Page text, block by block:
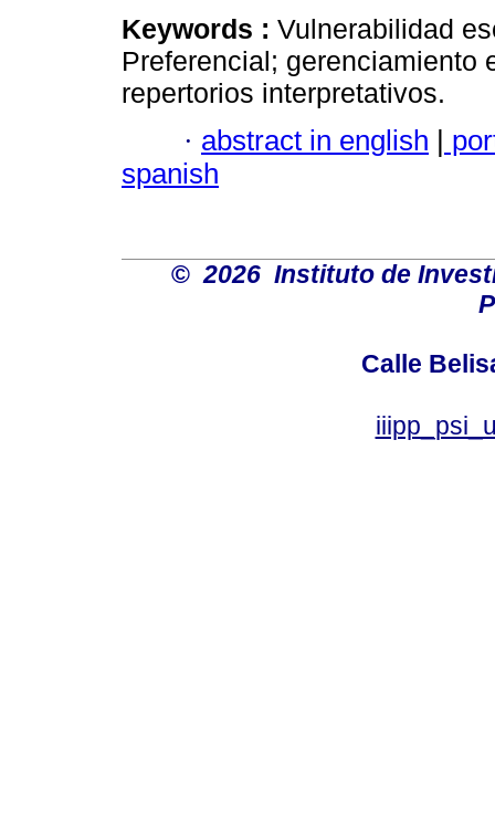
Keywords : Vulnerabilidad
Preferencial; gerenciamiento
repertorios interpretativos.
· abstract in english |
spanish
© 2026 Instituto de
Calle